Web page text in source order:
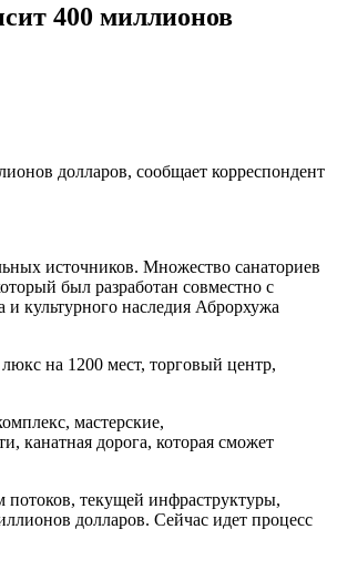
400 миллионов
долларов, сообщает корреспондент
источников. Множество санаториев
был разработан совместно с
и культурного наследия Аброрхужа
на 1200 мест, торговый центр,
мастерские,
канатная дорога, которая сможет
потоков, текущей инфраструктуры,
долларов. Сейчас идет процесс